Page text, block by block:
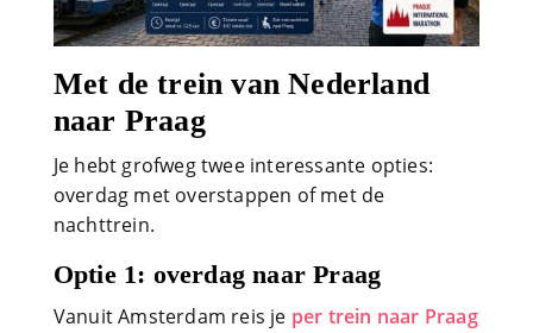
Met de trein van Nederland
naar Praag
Je hebt grofweg twee interessante opties:
overdag met overstappen of met de
nachttrein.
Optie 1: overdag naar Praag
Vanuit Amsterdam reis je per trein naar Praag